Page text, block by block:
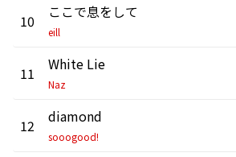
10 ここで息をして
eill
11 White Lie
Naz
12 diamond
sooogood!